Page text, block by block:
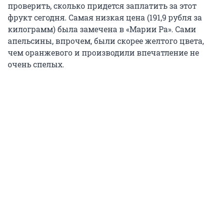
проверить, сколько придется заплатить за этот
фрукт сегодня. Самая низкая цена (191,9 рубля за
килограмм) была замечена в «Марии Ра». Сами
апельсины, впрочем, были скорее желтого цвета,
чем оранжевого и производили впечатление не
очень спелых.